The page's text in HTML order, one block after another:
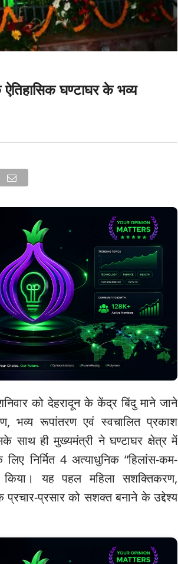
ऐतिहासिक घण्टाघर के भव्य
को देहरादून के केंद्र बिंदु माने जाने
भव्य रूपांतरण एवं स्वचालित प्रकाश
साथ ही मुख्यमंत्री ने घण्टाघर क्षेत्र में
निर्मित 4 अत्याधुनिक “हिलांस-कम-
यह पहल महिला सशक्तिकरण,
प्रचार-प्रसार को सशक्त बनाने के उद्देश्य